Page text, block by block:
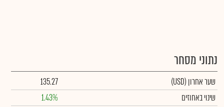
נתוני מסחר
שער אחרון (USD)
135.27
שינוי באחוזים
1.43%